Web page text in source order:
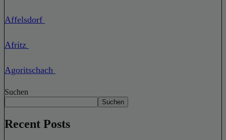
Affelsdorf
Afritz
Agoritschach
Suchen
Suchen
Recent Posts